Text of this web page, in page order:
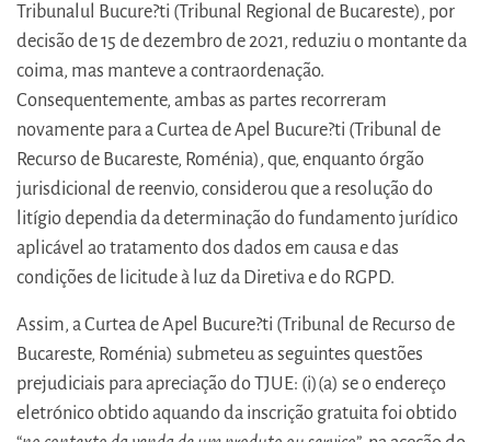
Tribunalul Bucure?ti (Tribunal Regional de Bucareste), por
decisão de 15 de dezembro de 2021, reduziu o montante da
coima, mas manteve a contraordenação.
Consequentemente, ambas as partes recorreram
novamente para a Curtea de Apel Bucure?ti (Tribunal de
Recurso de Bucareste, Roménia), que, enquanto órgão
jurisdicional de reenvio, considerou que a resolução do
litígio dependia da determinação do fundamento jurídico
aplicável ao tratamento dos dados em causa e das
condições de licitude à luz da Diretiva e do RGPD.
Assim, a Curtea de Apel Bucure?ti (Tribunal de Recurso de
Bucareste, Roménia) submeteu as seguintes questões
prejudiciais para apreciação do TJUE: (i)(a) se o endereço
eletrónico obtido aquando da inscrição gratuita foi obtido